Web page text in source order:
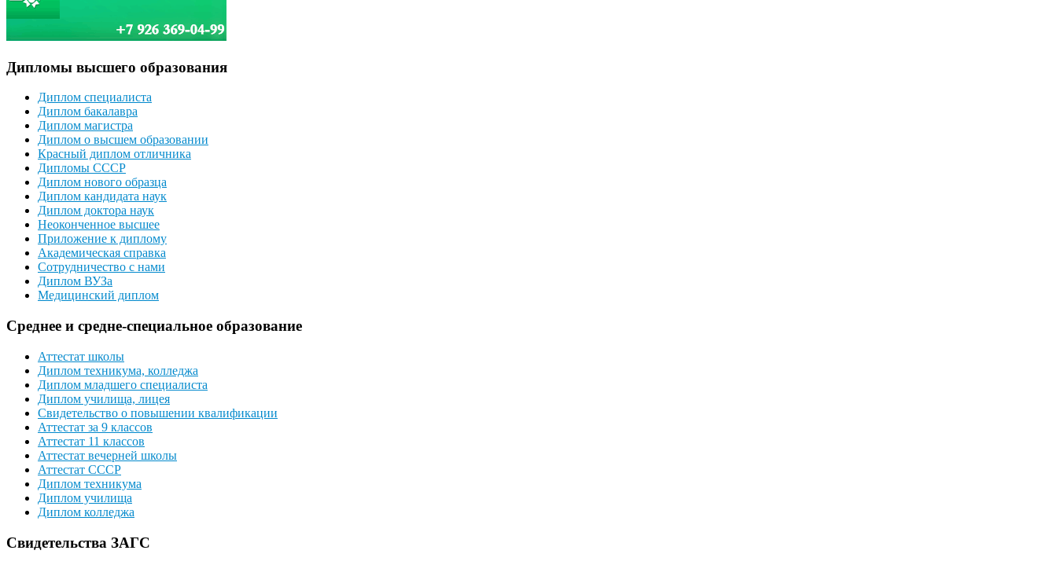
Дипломы высшего образования
Диплом специалиста
Диплом бакалавра
Диплом магистра
Диплом о высшем образовании
Красный диплом отличника
Дипломы СССР
Диплом нового образца
Диплом кандидата наук
Диплом доктора наук
Неоконченное высшее
Приложение к диплому
Академическая справка
Сотрудничество с нами
Диплом ВУЗа
Медицинский диплом
Среднее и средне-специальное образование
Аттестат школы
Диплом техникума, колледжа
Диплом младшего специалиста
Диплом училища, лицея
Свидетельство о повышении квалификации
Аттестат за 9 классов
Аттестат 11 классов
Аттестат вечерней школы
Аттестат СССР
Диплом техникума
Диплом училища
Диплом колледжа
Свидетельства ЗАГС